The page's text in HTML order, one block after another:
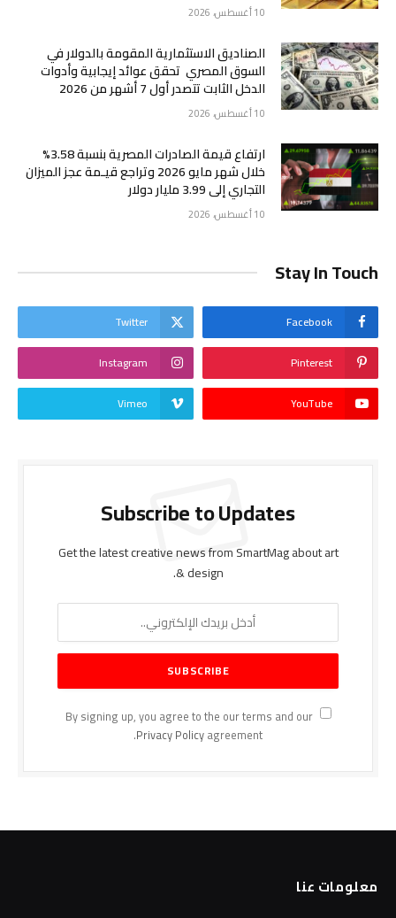
10 أغسطس، 2026
الصناديق الاستثمارية المقومة بالدولار في
السوق المصري تحقق عوائد إيجابية وأدوات
الدخل الثابت تتصدر أول 7 أشهر من 2026
10 أغسطس، 2026
ارتفاع قيمة الصادرات المصرية بنسبة 3.58%
خلال شهر مايو 2026 وتراجع قيـمة عجز الميزان
التجاري إلى 3.99 مليار دولار
10 أغسطس، 2026
Stay In Touch
Facebook
Twitter
Pinterest
Instagram
YouTube
Vimeo
Subscribe to Updates
Get the latest creative news from SmartMag about art
& design.
By signing up, you agree to the our terms and our
Privacy Policyagreement.
معلومات عنا